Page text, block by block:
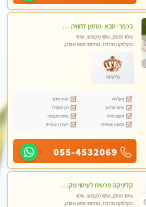
בכפר -סבא -מוזמן לחוויה בלתי נשכחת!!!עיסוי מפנק ביותר מומלץ לחלוטין!!!
עיסוי מפנק, עיסוי מקצועי, עיסוי
בקלניקה פרטית, מתחמי ספא מפנק,
לנשים בלבד
פלטינה
מקלחת
חניה חינם
עיסוי מרגיע
נקי ומסודר
מקום פרטי
עיסוי מקצועי
תמונה אמיתית
דוברת עיברית
055-4532069
קליניקה פרטית לעיסוי מקצועי ואלטרנטיבי ברמה גבוהה VIP תתקשר ..... highly recommended..new in the city
עיסוי מפנק, עיסוי מקצועי, עיסוי
בקלניקה פרטית, מתחמי ספא מפנק,